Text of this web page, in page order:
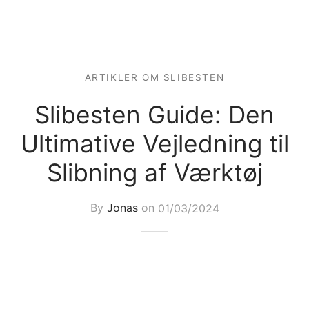
ARTIKLER OM SLIBESTEN
Slibesten Guide: Den
Ultimative Vejledning til
Slibning af Værktøj
By Jonason 01/03/2024